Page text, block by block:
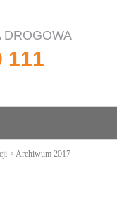
DROGOWA
111
> Archiwum 2017